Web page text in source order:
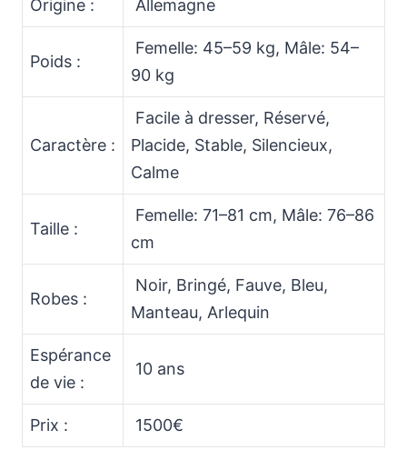
Origine : Allemagne
Poids :
Femelle: 45–59 kg, Mâle: 54–
90 kg
Caractère :
Facile à dresser, Réservé,
Placide, Stable, Silencieux,
Calme
Taille :
Femelle: 71–81 cm, Mâle: 76–86
cm
Robes :
Noir, Bringé, Fauve, Bleu,
Manteau, Arlequin
Espérance
de vie :
10 ans
Prix : 1500€